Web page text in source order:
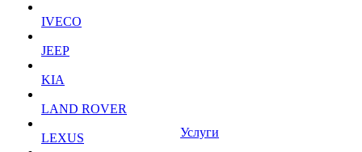
IVECO
JEEP
KIA
LAND ROVER
LEXUS
Услуги